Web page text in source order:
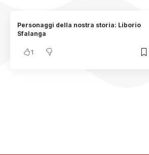
Personaggi della nostra storia: Liborio
Sfalanga
1